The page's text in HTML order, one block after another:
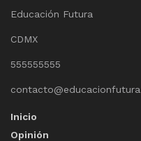
Educación Futura
CDMX
555555555
Inicio
Opinión